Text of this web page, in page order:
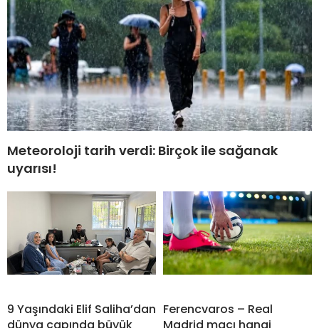
Meteoroloji tarih verdi: Birçok ile sağanak
uyarısı!
9 Yaşındaki Elif Saliha’dan
dünya çapında büyük
Ferencvaros – Real
Madrid maçı hangi